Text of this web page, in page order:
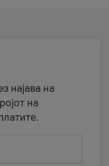
најава на
на